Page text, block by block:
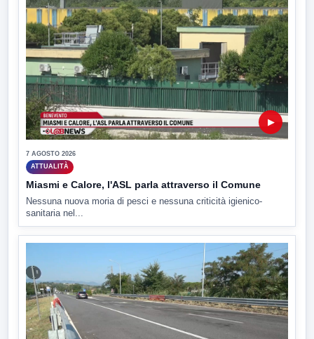
▶
7 AGOSTO 2026
ATTUALITÀ
Miasmi e Calore, l'ASL parla attraverso il Comune
Nessuna nuova moria di pesci e nessuna criticità igienico-
sanitaria nel...